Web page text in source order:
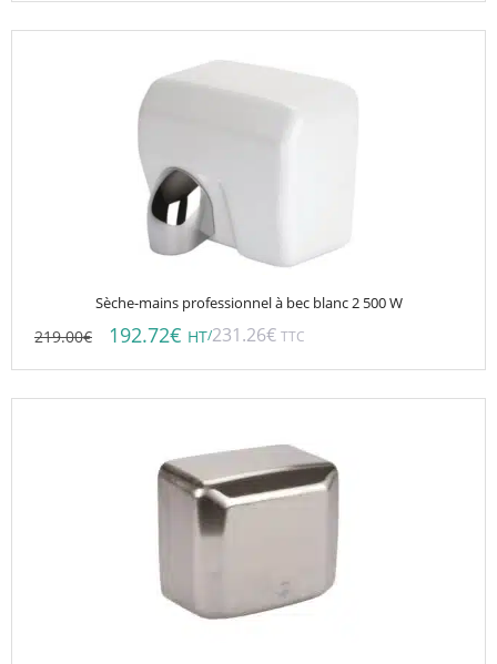
Sèche-mains professionnel à bec blanc 2 500 W
219.00€ 192.72€ HT/231.26€ TTC